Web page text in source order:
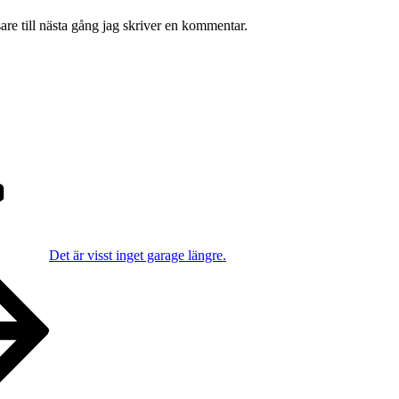
till nästa gång jag skriver en kommentar.
Det är visst inget garage längre.